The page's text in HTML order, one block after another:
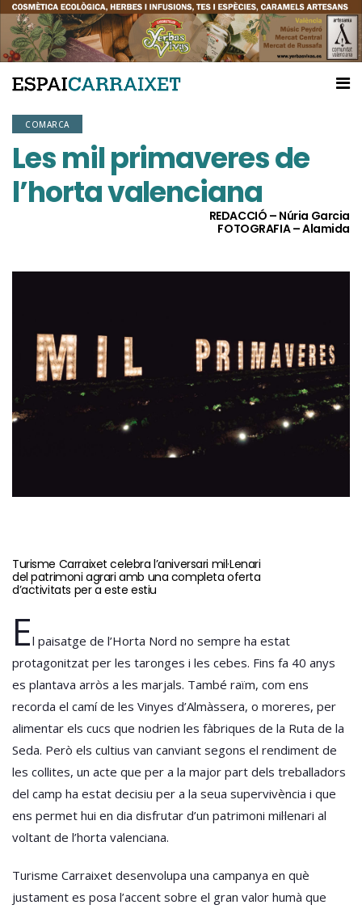
COMARCA
Les mil primaveres de
l’horta valenciana
REDACCIÓ – Núria Garcia
FOTOGRAFIA – Alamida
Turisme Carraixet celebra l’aniversari mil·Lenari
del patrimoni agrari amb una completa oferta
d’activitats per a este estiu
El paisatge de l’Horta Nord no sempre ha estat
protagonitzat per les taronges i les cebes. Fins fa 40 anys
es plantava arròs a les marjals. També raïm, com ens
recorda el camí de les Vinyes d’Almàssera, o moreres, per
alimentar els cucs que nodrien les fàbriques de la Ruta de la
Seda. Però els cultius van canviant segons el rendiment de
les collites, un acte que per a la major part dels treballadors
del camp ha estat decisiu per a la seua supervivència i que
ens permet hui en dia disfrutar d’un patrimoni mil·lenari al
voltant de l’horta valenciana.
Turisme Carraixet desenvolupa una campanya en què
justament es posa l’accent sobre el gran valor humà que